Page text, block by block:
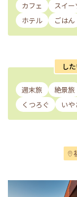
カフェ スイー
ホテル
ごはん
し
週末旅 絶景旅
くつろぐ
いや